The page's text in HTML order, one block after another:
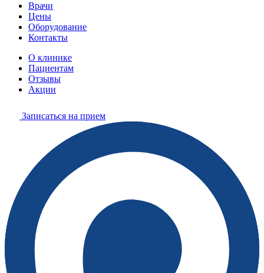
Врачи
Цены
Оборудование
Контакты
О клинике
Пациентам
Отзывы
Акции
Записаться на прием